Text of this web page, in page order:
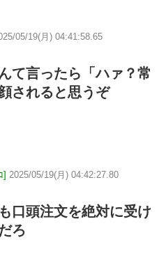
05/19(月) 04:41:58.65
て言ったら「ハァ？常
されると思うぞ
] 2025/05/19(月) 04:42:27.80
口頭注文を絶対に受け
ろ